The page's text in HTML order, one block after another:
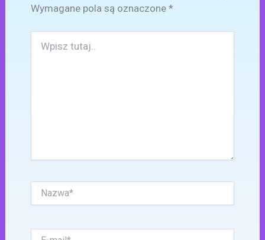
Wymagane pola są oznaczone *
tutaj..